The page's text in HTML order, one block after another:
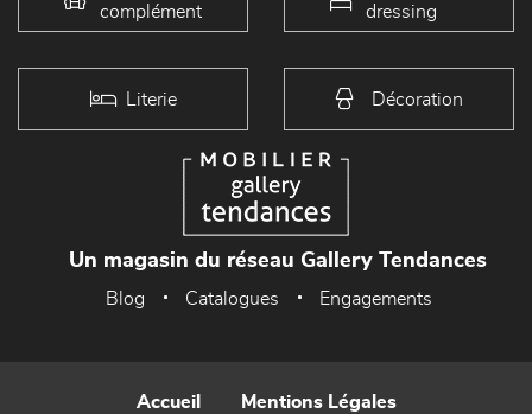
complément
dressing
Literie Décoration
Un magasin du réseau Gallery Tendances
Blog Catalogues Engagements
Accueil Mentions Légales